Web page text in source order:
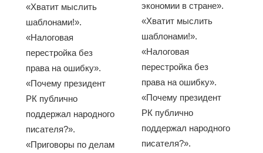
«Хватит мыслить
шаблонами!».
«Налоговая
перестройка без
права на ошибку».
«Почему президент
РК публично
поддержал народного
писателя?».
«Приговоры по делам
экономии в стране».
«Хватит мыслить
шаблонами!».
«Налоговая
перестройка без
права на ошибку».
«Почему президент
РК публично
поддержал народного
писателя?».